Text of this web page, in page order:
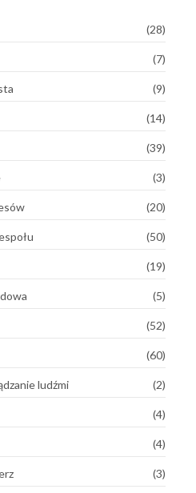
(28)
(7)
(9)
(14)
(39)
(3)
(20)
(50)
(19)
(5)
(52)
(60)
ludźmi (2)
(4)
(4)
(3)